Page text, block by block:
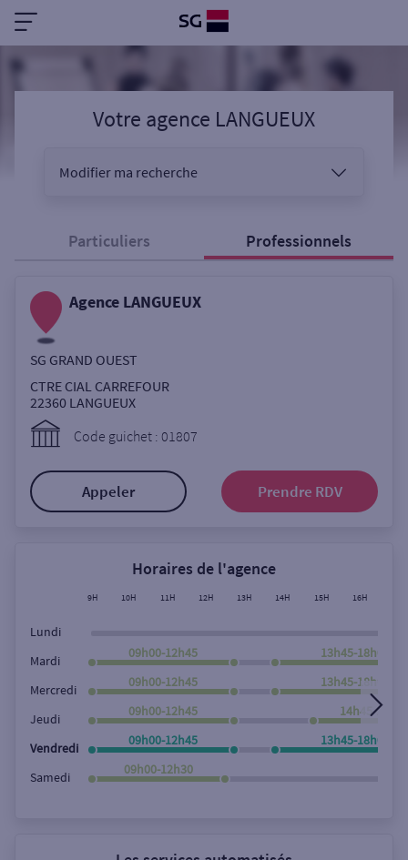
Votre agence LANGUEUX
Modifier ma recherche
Sélectionnez votre recherche
Ouverte le samedi
ou
Rue
Rechercher
Particuliers Professionnels
Agence LANGUEUX
SG GRAND OUEST
CTRE CIAL CARREFOUR
22360 LANGUEUX
Code guichet : 01807
Appeler Prendre RDV
Horaires de l'agence
9H 10H 11H 12H 13H 14H 15H 16H
Lundi
Mardi
09h00-12h45 13h45-18h00
Mercredi
09h00-12h45 13h45-18h00
Jeudi
09h00-12h45 14h45-
Vendredi
09h00-12h45 13h45-18h00
Samedi
09h00-12h30